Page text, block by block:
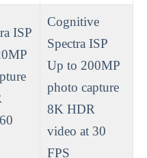
ISP
Cognitive
Spectra ISP
Up to 200MP
photo capture
8K HDR
video at 30
FPS